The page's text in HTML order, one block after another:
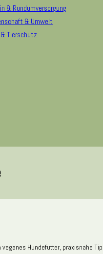
& Rundumversorgung
& Umwelt
Tierschutz
Hundefutter, praxisnahe